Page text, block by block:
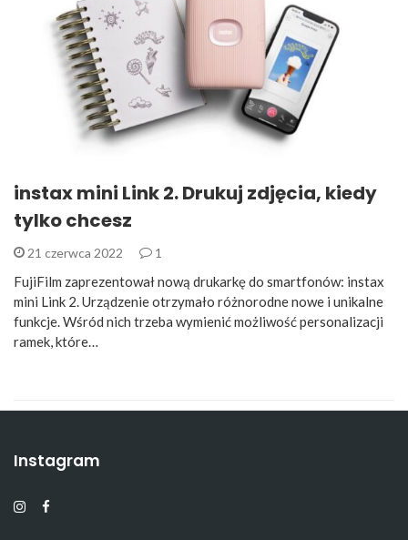
instax mini Link 2. Drukuj zdjęcia, kiedy
tylko chcesz
21 czerwca 2022 1
FujiFilm zaprezentował nową drukarkę do smartfonów: instax
mini Link 2. Urządzenie otrzymało różnorodne nowe i unikalne
funkcje. Wśród nich trzeba wymienić możliwość personalizacji
ramek, które…
Instagram